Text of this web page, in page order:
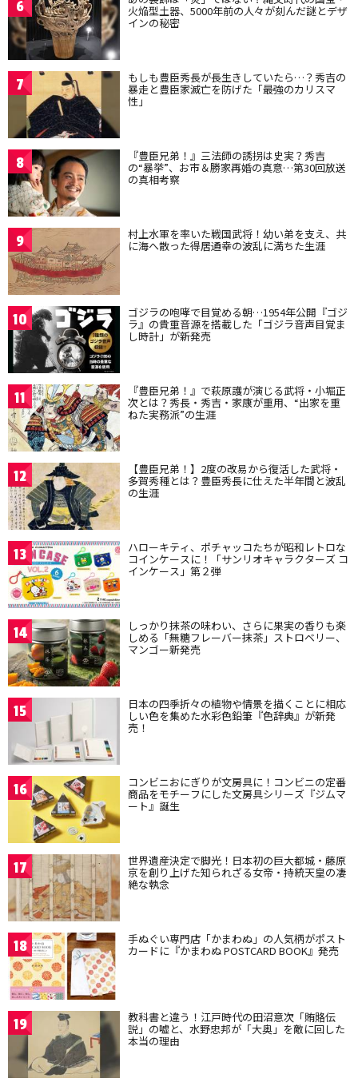
6 火焔型土器、5000年前の人々が刻んだ謎とデザ
インの秘密
7 もしも豊臣秀長が長生きしていたら…？秀吉の
暴走と豊臣家滅亡を防げた「最強のカリスマ
性」
8 『豊臣兄弟！』三法師の誘拐は史実？秀吉
の“暴挙”、お市＆勝家再婚の真意…第30回放送
の真相考察
9 村上水軍を率いた戦国武将！幼い弟を支え、共
に海へ散った得居通幸の波乱に満ちた生涯
10 ゴジラの咆哮で目覚める朝…1954年公開『ゴジ
ラ』の貴重音源を搭載した「ゴジラ音声目覚ま
し時計」が新発売
11 『豊臣兄弟！』で萩原護が演じる武将・小堀正
次とは？秀長・秀吉・家康が重用、“出家を重
ねた実務派”の生涯
12 【豊臣兄弟！】2度の改易から復活した武将・
多賀秀種とは？豊臣秀長に仕えた半年間と波乱
の生涯
13 ハローキティ、ポチャッコたちが昭和レトロな
コインケースに！「サンリオキャラクターズ コ
インケース」第２弾
14 しっかり抹茶の味わい、さらに果実の香りも楽
しめる「無糖フレーバー抹茶」ストロベリー、
マンゴー新発売
15 日本の四季折々の植物や情景を描くことに相応
しい色を集めた水彩色鉛筆『色辞典』が新発
売！
16 コンビニおにぎりが文房具に！コンビニの定番
商品をモチーフにした文房具シリーズ『ジムマ
ート』誕生
17 世界遺産決定で脚光！日本初の巨大都城・藤原
京を創り上げた知られざる女帝・持統天皇の凄
絶な執念
18 手ぬぐい専門店「かまわぬ」の人気柄がポスト
カードに『かまわぬ POSTCARD BOOK』発売
19 教科書と違う！江戸時代の田沼意次「賄賂伝
説」の嘘と、水野忠邦が「大奥」を敵に回した
本当の理由